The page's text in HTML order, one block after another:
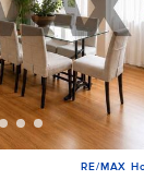
RE/MAX